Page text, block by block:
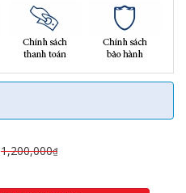
1,200,000₫